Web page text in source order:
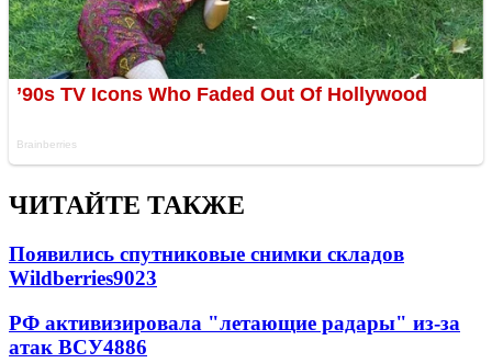
ЧИТАЙТЕ ТАКЖЕ
Появились спутниковые снимки складов
Wildberries9023
РФ активизировала "летающие радары" из-за
атак ВСУ4886